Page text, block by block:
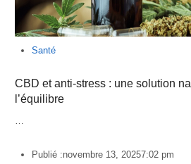
Santé
CBD et anti-stress : une solution
l’équilibre
Publié :novembre 13, 20257:02 pm